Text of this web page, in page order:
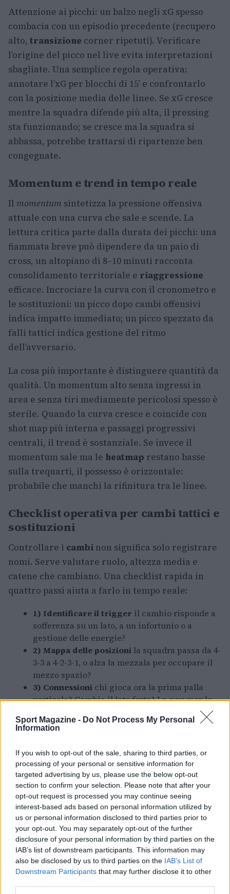
Sport Magazine - Do Not Process My Personal
Information
If you wish to opt-out of the sale, sharing to third parties, or
processing of your personal or sensitive information for
targeted advertising by us, please use the below opt-out
section to confirm your selection. Please note that after your
opt-out request is processed you may continue seeing
interest-based ads based on personal information utilized by
us or personal information disclosed to third parties prior to
your opt-out. You may separately opt-out of the further
disclosure of your personal information by third parties on the
IAB’s list of downstream participants. This information may
also be disclosed by us to third parties on the IAB’s List of
Downstream Participants that may further disclose it to other
Attenzione ai picchi: un balzo negli xG spesso
combacia con un episodio precedente (recupero
alto, transizione corner ripetuti). Verificare
l’origine del picco nel live evita interpretazioni
sbagliate. Una semplice regola operativa:
annotare l’xG per blocchi di 15’ e confrontarlo
con la posizione media delle linee. Se xG cresce
mentre la squadra difende più alta, il pressing
sta funzionando; se cresce ma la squadra si
abbassa, potrebbe trattarsi di ripartenze ben
congegnate.
Momentum e trend in tempo reale
Il momentum sintetizza la pressione offensiva
attuale con una curva che sale e scende. La
lettura critica parte dalla durata dei picchi: una
fiammata breve può dipendere da un paio di
cross, un altopiano di 8–10 minuti racconta
consolidamento territoriale e riaggressione
efficace. Incrociare la curva con il cronometro e
le sostituzioni: un picco dopo cambi offensivi
indica impatto immediato; un picco spezzato da
falli tattici indica gestione del ritmo
dell’avversario.
La cosa più importante è distinguere quantità da
qualità. Un momentum alto senza ingressi in
area e senza tiri mediamente pericolosi spesso è
sterile. Quando la curva cresce e coincide con
shot map più interna e passaggi progressivi
centrali, il trend è sostanziale. Se invece il
momentum sale ma le heatmap restano basse
sulla trequarti, il possesso è orizzontale:
probabile che manchi la rifinitura tra le linee.
Checklist operativa per cambi tattici e
sostituzioni
Controllare i cambi non significa solo registrare
nomi. Serve valutare ruolo, altezza media e
catene che cambiano. Una checklist rapida in
quattro passi aiuta a farlo in tempo reale:
1) Identificare il trigger il cambio risponde a
sofferenza su un lato, a un infortunio o a
gestione delle energie?
2) Mappa delle posizioni la squadra passa da 4-
3-3 a 4-2-3-1, o alza la mezzala per occupare il
mezzo spazio?
3) Connessioni chi gioca ora la prima palla
verticale? Cambia il lato forte? Lapass maplo
4) Esito misurabilenei 10’ dopo il cambio
ingressi in area?
Applicare questa lista rende confrontabili gli
effetti di ogni sostituzione. Se dopo due cambi
l’xG da open play resta basso ma aumentano
corner e tiri respinti, il guadagno è territoriale e
non di pulizia. Se un esterno fresco alza la
heatmapsul lato debole e la curva delmomentum
sale stabilmente, l’aggiustamento produce linee
di passaggio più alte. Da annotare anche i contro-
effetti: aumento delle transizioni concesse o falli